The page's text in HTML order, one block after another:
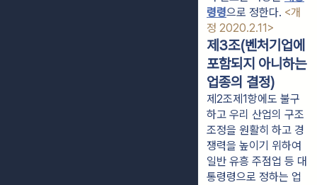
령령으로 정한다. <개
정 2020.2.11>
제3조(벤처기업에
포함되지 아니하는
업종의 결정)
제2조제1항에도 불구
하고 우리 산업의 구조
조정을 원활히 하고 경
쟁력을 높이기 위하여
일반 유흥 주점업 등 대
통령령으로 정하는 업